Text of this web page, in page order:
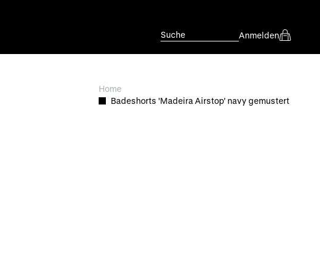
Suche Anmelden
Home
Badeshorts 'Madeira Airstop' navy gemustert